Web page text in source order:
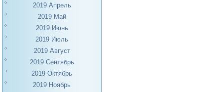
2019 Апрель
2019 Май
2019 Июнь
2019 Июль
2019 Август
2019 Сентябрь
2019 Октябрь
2019 Ноябрь